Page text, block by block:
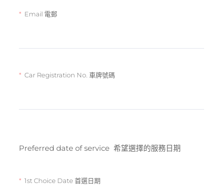
Email 電郵
Car Registration No. 車牌號碼
Preferred date of service 希望選擇的服務日期
1st Choice Date 首選日期